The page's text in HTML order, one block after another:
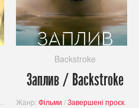
/Містика/ Романтика/
Backstroke
Заплив / Backstroke
Жанр: Фільми /Завершені проєкти